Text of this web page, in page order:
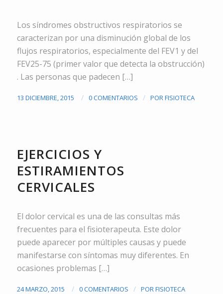
Los síndromes obstructivos respiratorios se
caracterizan por una disminución global de los
flujos respiratorios, especialmente del FEV1 y del
FEV25-75 (primer valor que detecta la obstrucción)
. Las personas que padecen […]
13 DICIEMBRE, 2015 / 0 COMENTARIOS / POR FISIOTECA
EJERCICIOS Y
ESTIRAMIENTOS
CERVICALES
El dolor cervical es una de las consultas más
frecuentes para el fisioterapeuta. Este dolor
puede aparecer por múltiples causas y puede
manifestarse con síntomas muy diferentes. En
ocasiones problemas […]
24 MARZO, 2015 / 0 COMENTARIOS / PORFISIOTECA